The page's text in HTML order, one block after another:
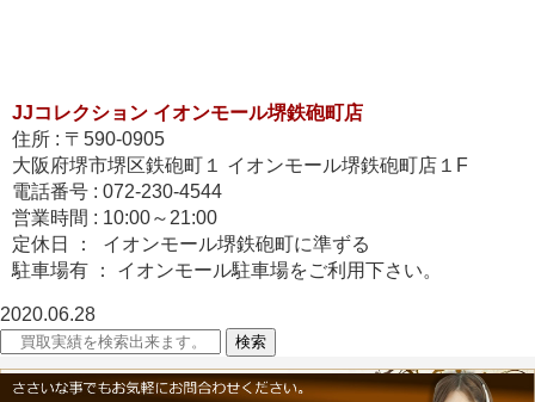
JJコレクション イオンモール堺鉄砲町店
住所 : 〒590-0905
大阪府堺市堺区鉄砲町１ イオンモール堺鉄砲町店１F
電話番号 : 072-230-4544
営業時間 : 10:00～21:00
定休日 ： イオンモール堺鉄砲町に準ずる
駐車場有 ： イオンモール駐車場をご利用下さい。
2020.06.28